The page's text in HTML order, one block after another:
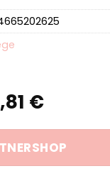
€
€
ist:
23,81 €.